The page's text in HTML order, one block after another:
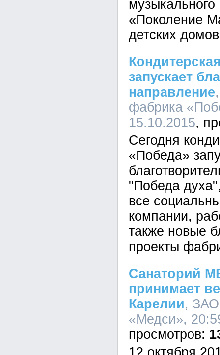
музыкального
«Поколение
детских
запускает
направление
фабрика
15.10.2015
Сегодня
«Победа»
"Победа
все
компании,
также новые
проекты
Санаторий
принимает
Карелии, ЗАО
«Медси»,
12 октября